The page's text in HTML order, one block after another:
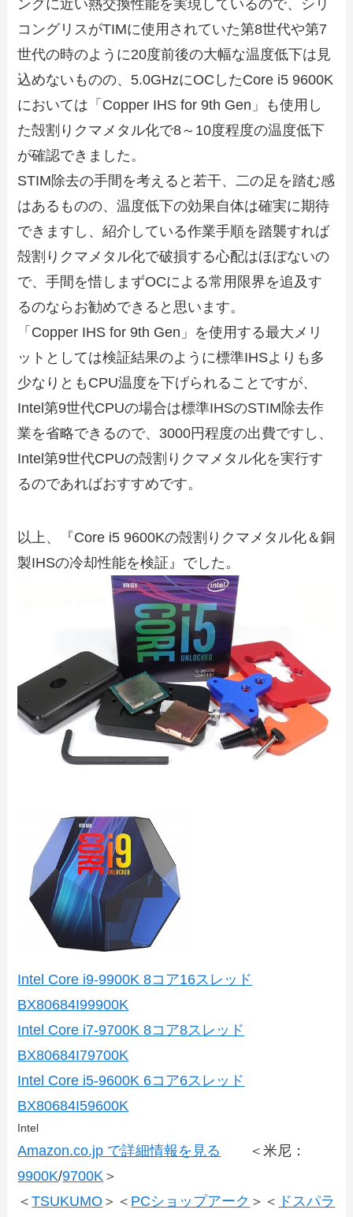
ングに近い熱交換性能を実現しているので、シリ
コングリスがTIMに使用されていた第8世代や第7
世代の時のように20度前後の大幅な温度低下は見
込めないものの、5.0GHzにOCしたCore i5 9600K
においては「Copper IHS for 9th Gen」も使用し
た殻割りクマメタル化で8～10度程度の温度低下
が確認できました。
STIM除去の手間を考えると若干、二の足を踏む感
はあるものの、温度低下の効果自体は確実に期待
できますし、紹介している作業手順を踏襲すれば
殻割りクマメタル化で破損する心配はほぼないの
で、手間を惜しまずOCによる常用限界を追及す
るのならお勧めできると思います。
「Copper IHS for 9th Gen」を使用する最大メリ
ットとしては検証結果のように標準IHSよりも多
少なりともCPU温度を下げられることですが、
Intel第9世代CPUの場合は標準IHSのSTIM除去作
業を省略できるので、3000円程度の出費ですし、
Intel第9世代CPUの殻割りクマメタル化を実行す
るのであればおすすめです。
以上、『Core i5 9600Kの殻割りクマメタル化＆銅
製IHSの冷却性能を検証』でした。
Intel Core i9-9900K 8コア16スレッド
BX80684I99900K
Intel Core i7-9700K 8コア8スレッド
BX80684I79700K
Intel Core i5-9600K 6コア6スレッド
BX80684I59600K
Intel
Amazon.co.jp で詳細情報を見る
＜米尼：
9900K/9700K ＞
＜TSUKUMO ＞＜ PCショップアーク ＞＜ ドスパラ